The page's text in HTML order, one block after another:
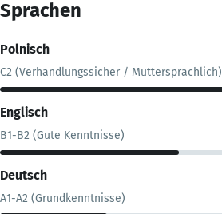
Sprachen
Polnisch
C2 (Verhandlungssicher / Muttersprachlich)
Englisch
B1-B2 (Gute Kenntnisse)
Deutsch
A1-A2 (Grundkenntnisse)